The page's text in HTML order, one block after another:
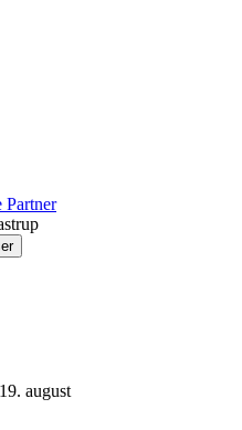
Partner
august